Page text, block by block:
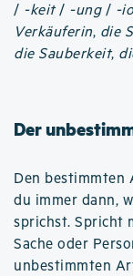
/ -keit/ -ung/ -
Verkäuferin, die
die Sauberkeit,
Der
Den bestimmten
du immer dann,
sprichst. Spricht
Sache oder
unbestimmten